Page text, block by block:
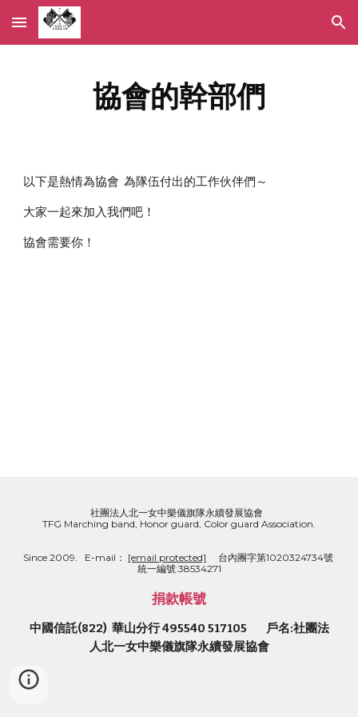
Skip to main content Skip to navigation
協會的幹部們
以下是熱情為協會  為隊伍付出的工作伙伴們～
大家一起來加入我們吧！
協會需要你！
社團法人北一女中樂儀旗隊永續發展協會
TFG Marching band, Honor guard, Color guard Association.
Since 2009.   E-mail： [email protected]
     台內團字第1020324734號
統一編號:38534271
捐款帳號
中國信託(822)  華山分行 495540 517105        戶名:社團法
人北一女中樂儀旗隊永續發展協會